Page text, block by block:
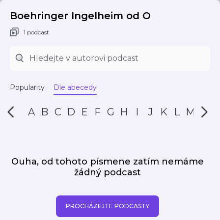
Boehringer Ingelheim od O
1 podcast
Popularity Dle abecedy
A B C D E F G H I J K L M N
Ouha, od tohoto písmene zatím nemáme
žádný podcast
PROCHÁZEJTE PODCASTY